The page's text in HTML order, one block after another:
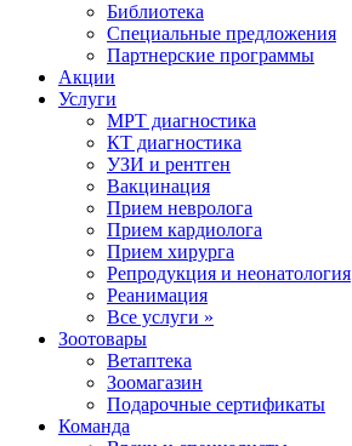
Библиотека
Специальные предложения
Партнерские программы
Акции
Услуги
МРТ диагностика
КТ диагностика
УЗИ и рентген
Вакцинация
Прием невролога
Прием кардиолога
Прием хирурга
Репродукция и неонатология
Реанимация
Все услуги »
Зоотовары
Ветаптека
Зоомагазин
Подарочные сертификаты
Команда